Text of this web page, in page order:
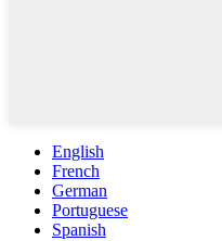
English
French
German
Portuguese
Spanish